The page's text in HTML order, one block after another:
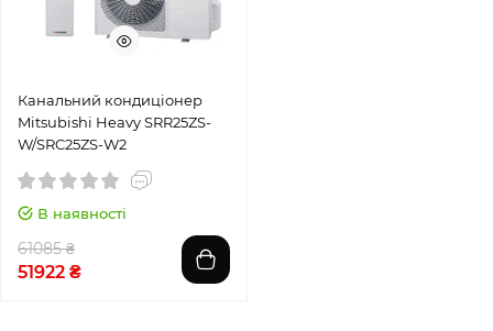
Канальний кондиціонер
Mitsubishi Heavy SRR25ZS-
W/SRC25ZS-W2
В наявності
61085 ₴
51922 ₴